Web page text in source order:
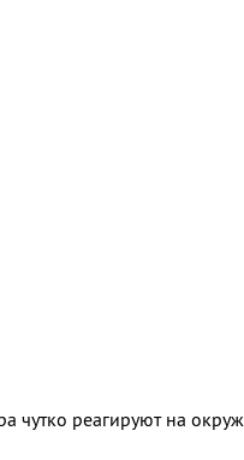
чутко реагируют на